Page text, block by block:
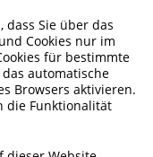
dass Sie über das
Cookies nur im
für bestimmte
automatische
Browsers aktivieren.
die Funktionalität